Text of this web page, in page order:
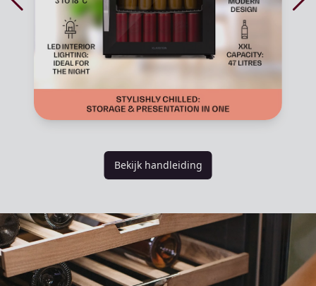
Bekijk handleiding